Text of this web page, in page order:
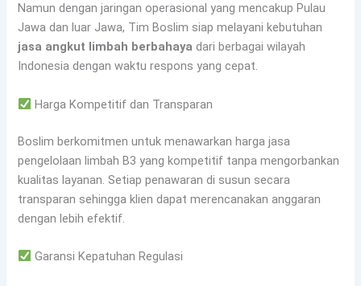
Namun dengan jaringan operasional yang mencakup Pulau
Jawa dan luar Jawa, Tim Boslim siap melayani kebutuhan
jasa angkut limbah berbahaya dari berbagai wilayah
Indonesia dengan waktu respons yang cepat.
Harga Kompetitif dan Transparan
Boslim berkomitmen untuk menawarkan harga jasa
pengelolaan limbah B3 yang kompetitif tanpa mengorbankan
kualitas layanan. Setiap penawaran di susun secara
transparan sehingga klien dapat merencanakan anggaran
dengan lebih efektif.
Garansi Kepatuhan Regulasi